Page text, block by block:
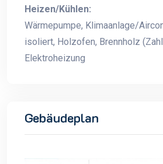
Heizen/Kühlen:
Wärmepumpe, Klimaanlage/
isoliert, Holzofen, Brennholz
Elektroheizung
Gebäudeplan